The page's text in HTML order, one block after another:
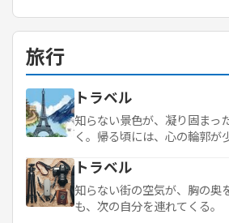
旅行
トラベル
知らない景色が、凝り固まっ
く。帰る頃には、心の輪郭が
トラベル
知らない街の空気が、胸の奥
も、次の自分を連れてくる。